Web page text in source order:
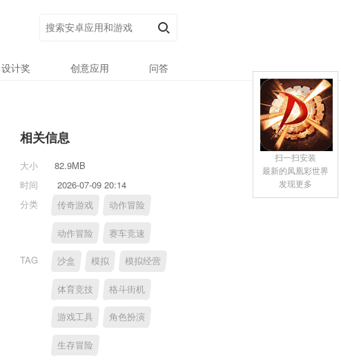
设计奖 创意应用 问答
相关信息
大小
82.9MB
时间
2026-07-09 20:14
分类
传奇游戏 动作冒险
动作冒险 赛车竞速
TAG 沙盒 模拟 模拟经营
体育竞技 格斗街机
游戏工具 角色扮演
生存冒险
扫一扫安装
最新的凤凰彩世界
发现更多